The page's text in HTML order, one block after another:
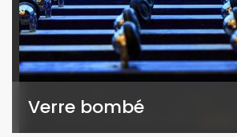
Verre bombé